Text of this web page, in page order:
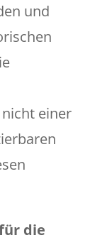
und
einer
die